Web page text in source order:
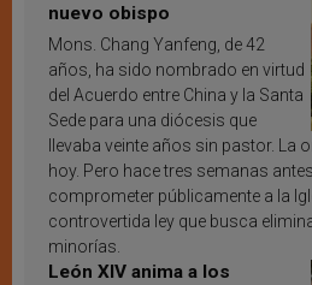
nuevo obispo
Mons. Chang Yanfeng, de 42
años, ha sido nombrado en virtud
del Acuerdo entre China y la Santa
Sede para una diócesis que
llevaba veinte años sin pastor. La
hoy. Pero hace tres semanas
comprometer públicamente a la
controvertida ley que busca
minorías.
León XIV anima a los